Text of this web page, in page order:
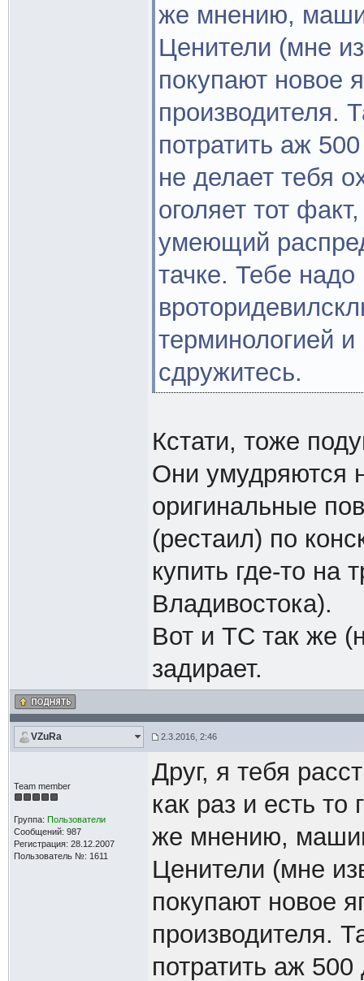
же мнению,
Ценители (мне
покупают новое
производителя.
потратить аж
не делает тебя
оголяет тот
умеющий
тачке. Тебе
терминологией
сдружитесь.
Кстати, тоже
Они умудряются
оригинальные
(рестаил) по
купить где-то на
Владивостока).
Вот и ТС так же
задирает.
VZuRa 2.3.2016, 2:46
Team member
Группа: Пользователи
Сообщений: 987
Регистрация: 28.12.2007
Пользователь №: 1611
Друг, я тебя
как раз и есть то
же мнению,
Ценители (мне
покупают новое
производителя.
потратить аж